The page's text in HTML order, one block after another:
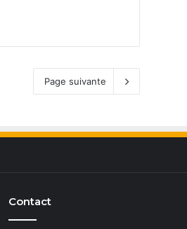
Page suivante
Contact